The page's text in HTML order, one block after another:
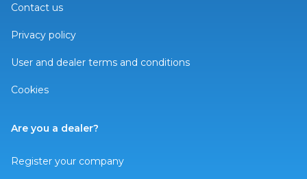
Contact us
Privacy policy
User and dealer terms and conditions
Cookies
Are you a dealer?
Register your company